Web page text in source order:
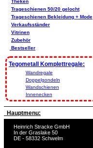
Theken
Trageschienen 50/20 gelocht
Trageschienen Bekleidung + Mode
Verkaufsständer
Vitrinen
Zubehör
Bestseller
Tegometall Komplettregale:
Wandregale
Doppelgondeln
Wandschienen
Innenecken
Hauptmenu:
Heinrich Stracke GmbH
In der Graslake 50
DE - 58332 Schwelm